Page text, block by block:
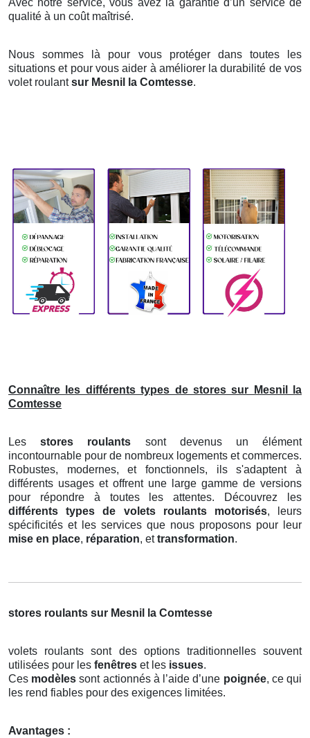
Avec notre service, vous avez la garantie d’un service de
qualité à un coût maîtrisé.
Nous sommes là pour vous protéger dans toutes les
situations et pour vous aider à améliorer la durabilité de vos
volet roulantsur Mesnil la Comtesse.
Connaître les différents types de stores sur Mesnil la
Comtesse
Lesstores roulants sont devenus un élément
incontournable pour de nombreux logements et commerces.
Robustes, modernes, et fonctionnels, ils s'adaptent à
différents usages et offrent une large gamme de versions
pour répondre à toutes les attentes. Découvrez les
différents types de volets roulants motorisés, leurs
spécificités et les services que nous proposons pour leur
mise en place, réparation, ettransformation.
stores roulants sur Mesnil la Comtesse
volets roulants sont des options traditionnelles souvent
utilisées pour les fenêtres et les issues.
Ces modèles sont actionnés à l’aide d’une poignée, ce qui
les rend fiables pour des exigences limitées.
Avantages :